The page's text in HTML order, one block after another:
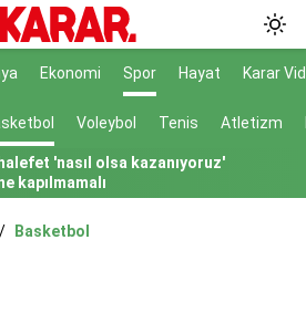
Ekonomi Spor Hayat Karar
Voleybol Tenis Atletizm
Belediye Başkanı Murat Gerenli
istifa etti
'nasıl olsa kazanıyoruz'
kapılmamalı
çayını dahi içmedim
Basketbol